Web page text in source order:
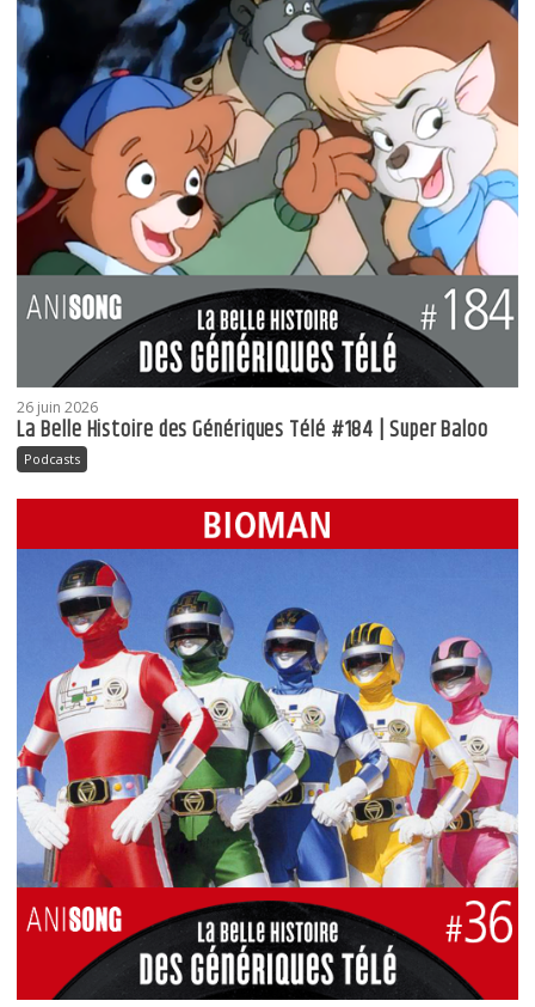
26 juin 2026
La Belle Histoire des Génériques Télé #184 | Super Baloo
Podcasts